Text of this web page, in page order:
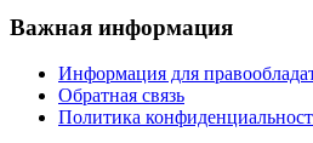
Важная информация
Информация для
Обратная связь
Политика